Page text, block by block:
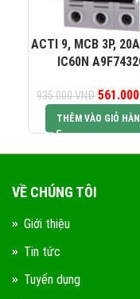
ACTI 9, MCB 3P,
IC60N
935.000VNĐ
Giá
561.000
THÊM VÀO GIỎ
VỀ CHÚNG TÔI
Giới thiệu
Tin tức
Tuyển dụng